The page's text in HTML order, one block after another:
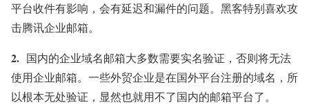
平台收件有影响，会有延迟和漏件的问题。黑客特别喜欢攻
击腾讯企业邮箱。
2. 国内的企业域名邮箱大多数需要实名验证，否则将无法
使用企业邮箱。一些外贸企业是在国外平台注册的域名，所
以根本无处验证，显然也就用不了国内的邮箱平台了。